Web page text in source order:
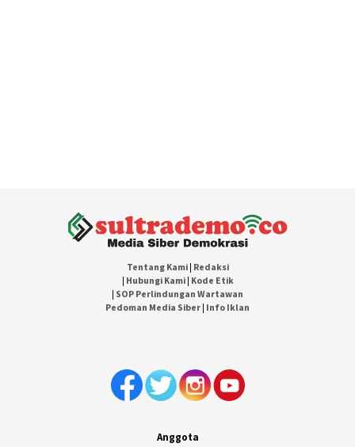
Tentang Kami| Redaksi
| Hubungi Kami| Kode Etik
| SOP Perlindungan Wartawan
Pedoman Media Siber | Info Iklan
Anggota